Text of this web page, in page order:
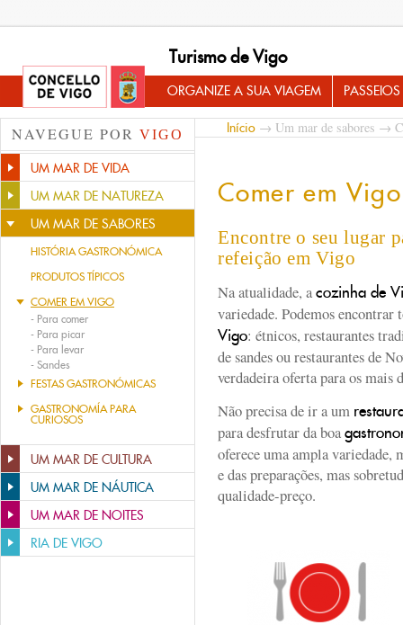
Turismo de Vigo
ORGANIZE A SUA VIAGEM
NAVEGUE POR VIGO
UM MAR DE VIDA
UM MAR DE NATUREZA
UM MAR DE SABORES
HISTÓRIA GASTRONÓMICA
PRODUTOS TÍPICOS
COMER EM VIGO
- Para comer
- Para picar
- Para levar
- Sandes
FESTAS GASTRONÓMICAS
GASTRONOMÍA PARA
CURIOSOS
UM MAR DE CULTURA
UM MAR DE NÁUTICA
UM MAR DE NOITES
RIA DE VIGO
Início → Um mar de sabores →
Comer em Vigo
Encontre o seu lugar
refeição em Vigo
Na atualidade, acozinha de
variedade. Podemos
Vigo: étnicos, restaurantes
de sandes ou restaurantes de
verdadeira oferta para os mais
Não precisa de ir a um
para desfrutar da boa
oferece uma ampla variedade,
e das preparações, mas
qualidade-preço.